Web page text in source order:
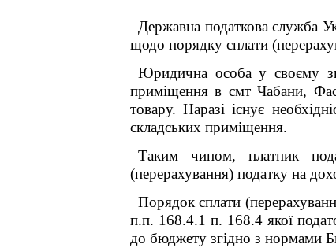
Державна податкова служба
щодо порядку сплати
Юридична особа у своєму
приміщення в смт Чабани,
товару. Наразі існує
складських приміщення.
Таким чином, платник
(перерахування) податку на
Порядок сплати
п.п. 168.4.1 п. 168.4 якої п
до бюджету згідно з нормами